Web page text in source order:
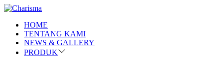
HOME
TENTANG KAMI
NEWS & GALLERY
PRODUK